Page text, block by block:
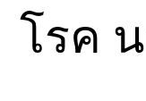
โรค